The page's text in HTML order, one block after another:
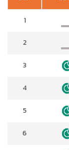
1
2
3
4
5
6